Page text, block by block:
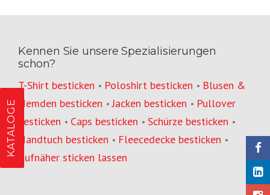
KATALOGE
Kennen Sie unsere Spezialisierungen
schon?
T-Shirt besticken • Poloshirt besticken • Blusen &
Hemden besticken •Jacken besticken • Pullover
besticken • Caps besticken • Schürze besticken •
Handtuch besticken • Fleecedecke besticken •
Aufnäher sticken lassen